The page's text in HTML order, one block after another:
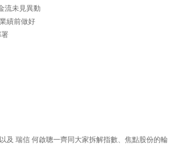
流未見異動
績前做好
及 瑞信 何啟聰一齊同大家拆解指數、焦點股份的輪